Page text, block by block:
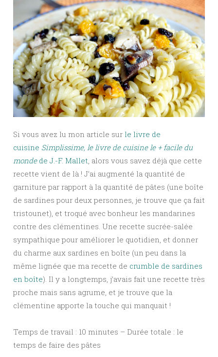
Si vous avez lu mon article sur le livre de
cuisine Simplissime, le livre de cuisine le + facile du
mondede J.-F. Mallet , alors vous savez déjà que cette
recette vient de là ! J’ai augmenté la quantité de
garniture par rapport à la quantité de pâtes (une boîte
de sardines pour deux personnes, je trouve que ça fait
tristounet), et troqué avec bonheur les mandarines
contre des clémentines. Une recette sucrée-salée
sympathique pour améliorer le quotidien, et donner
du charme aux sardines en boîte (un peu dans la
même lignée que ma recette de crumble de sardines
en boîte). Il y a longtemps, j’avais fait une recette très
proche mais sans agrume, et je trouve que la
clémentine apporte la touche qui manquait !
Temps de travail : 10 minutes – Durée totale : le
temps de faire des pâtes